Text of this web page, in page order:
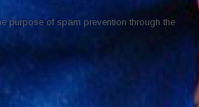
purpose of spam prevention through the